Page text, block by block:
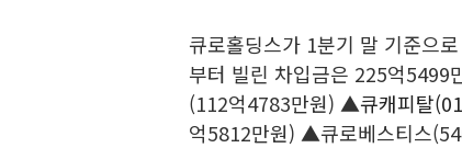
큐로홀딩스가 1분기 말 기준으로
부터 빌린 차입금은 225억
(112억4783만원) ▲큐캐피탈
억5812만원) ▲큐로베스티스